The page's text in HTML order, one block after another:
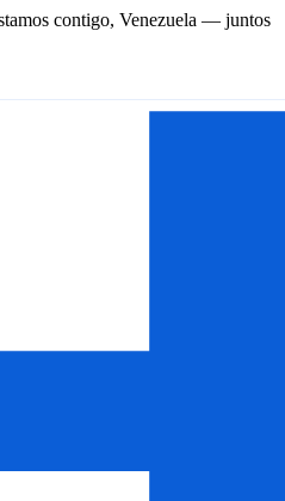
contigo, Venezuela — juntos